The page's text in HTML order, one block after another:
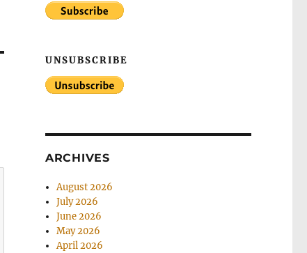
UNSUBSCRIBE
ARCHIVES
August 2026
July 2026
June 2026
May 2026
April 2026